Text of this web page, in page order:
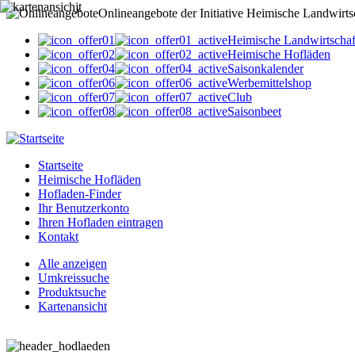
Onlineangebote der Initiative Heimische
Heimische
Heimische Hofläden
Saisonkalender
Werbemittelshop
Club
Saisonbeet
Startseite
Heimische Hofläden
Hofladen-Finder
Ihr Benutzerkonto
Ihren Hofladen eintragen
Kontakt
Alle anzeigen
Umkreissuche
Produktsuche
Kartenansicht